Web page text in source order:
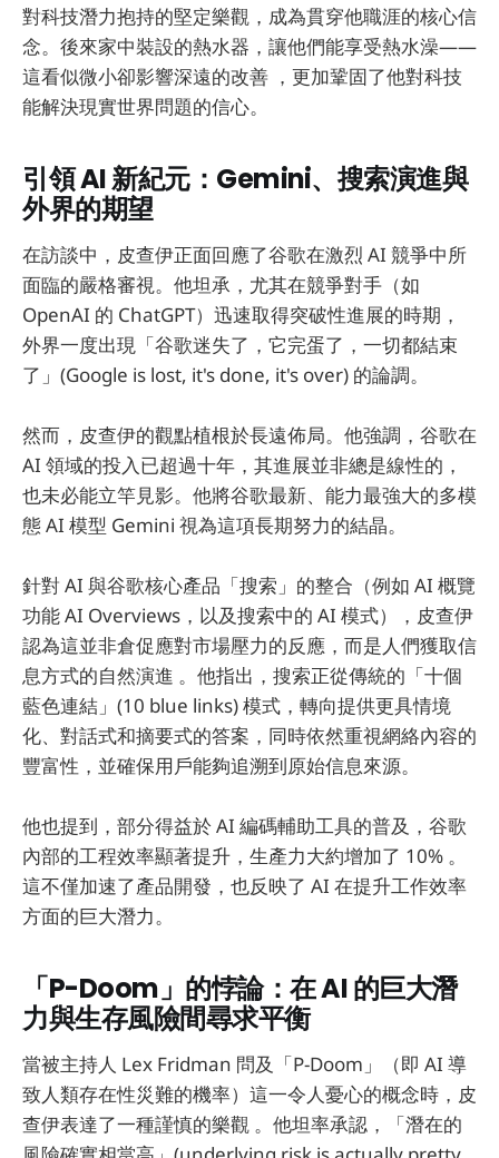
對科技潛力抱持的堅定樂觀，成為貫穿他職涯的核心信
念。後來家中裝設的熱水器，讓他們能享受熱水澡——
這看似微小卻影響深遠的改善 ，更加鞏固了他對科技
能解決現實世界問題的信心。
引領 AI 新紀元：Gemini、搜索演進與
外界的期望
在訪談中，皮查伊正面回應了谷歌在激烈 AI 競爭中所
面臨的嚴格審視。他坦承，尤其在競爭對手（如
OpenAI 的 ChatGPT）迅速取得突破性進展的時期，
外界一度出現「谷歌迷失了，它完蛋了，一切都結束
了」(Google is lost, it's done, it's over) 的論調。
然而，皮查伊的觀點植根於長遠佈局。他強調，谷歌在
AI 領域的投入已超過十年，其進展並非總是線性的，
也未必能立竿見影。他將谷歌最新、能力最強大的多模
態 AI 模型 Gemini 視為這項長期努力的結晶。
針對 AI 與谷歌核心產品「搜索」的整合（例如 AI 概覽
功能 AI Overviews，以及搜索中的 AI 模式），皮查伊
認為這並非倉促應對市場壓力的反應，而是人們獲取信
息方式的自然演進 。他指出，搜索正從傳統的「十個
藍色連結」(10 blue links) 模式，轉向提供更具情境
化、對話式和摘要式的答案，同時依然重視網絡內容的
豐富性，並確保用戶能夠追溯到原始信息來源。
他也提到，部分得益於 AI 編碼輔助工具的普及，谷歌
內部的工程效率顯著提升，生產力大約增加了 10% 。
這不僅加速了產品開發，也反映了 AI 在提升工作效率
方面的巨大潛力。
「P-Doom」的悖論：在 AI 的巨大潛
力與生存風險間尋求平衡
當被主持人 Lex Fridman 問及「P-Doom」（即 AI 導
致人類存在性災難的機率）這一令人憂心的概念時，皮
查伊表達了一種謹慎的樂觀 。他坦率承認，「潛在的